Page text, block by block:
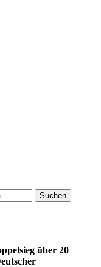
Suchen
über 20